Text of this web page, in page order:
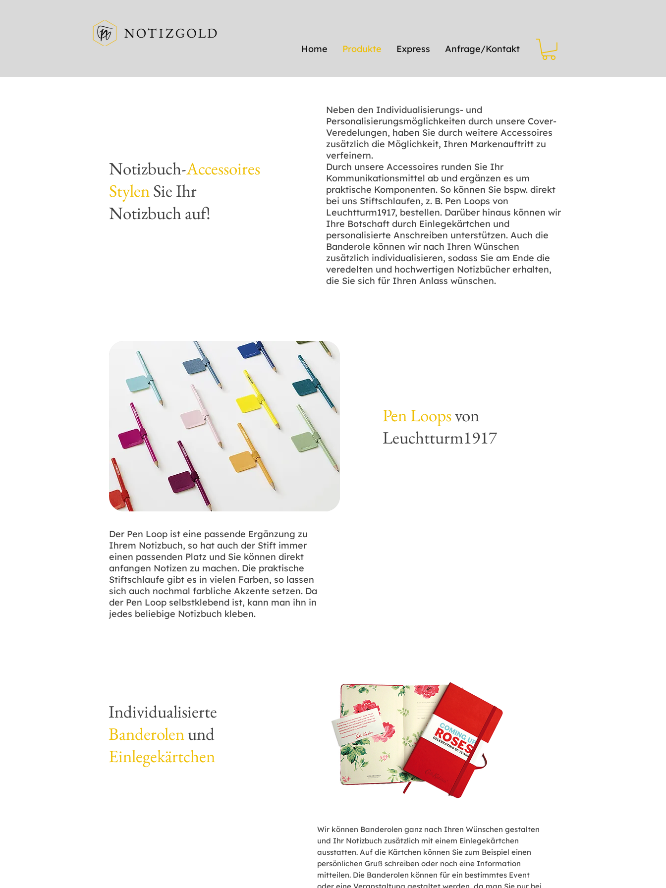
Home Produkte Express Anfrage/Kontakt
Notizbuch-Accessoires
StylenSie Ihr
Notizbuch auf!
Neben den Individualisierungs- und
Personalisierungsmöglichkeiten durch unsere Cover-
Veredelungen, haben Sie durch weitere Accessoires
zusätzlich die Möglichkeit, Ihren Markenauftritt zu
verfeinern.
​Durch unsere Accessoires runden Sie Ihr
Kommunikationsmittel ab und ergänzen es um
praktische Komponenten. So können Sie bspw. direkt
bei uns Stiftschlaufen, z. B. Pen Loops von
Leuchtturm1917, bestellen. Darüber hinaus können wir
Ihre Botschaft durch Einlegekärtchen und
personalisierte Anschreiben unterstützen. Auch die
Banderole können wir nach Ihren Wünschen
zusätzlich individualisieren, sodass Sie am Ende die
veredelten und hochwertigen Notizbücher erhalten,
die Sie sich für Ihren Anlass wünschen.
Pen Loopsvon
Leuchtturm1917
Der Pen Loop ist eine passende Ergänzung zu
Ihrem Notizbuch, so hat auch der Stift immer
einen passenden Platz und Sie können direkt
anfangen Notizen zu machen. Die praktische
Stiftschlaufe gibt es in vielen Farben, so lassen
sich auch nochmal farbliche Akzente setzen. Da
der Pen Loop selbstklebend ist, kann man ihn in
jedes beliebige Notizbuch kleben.
Individualisierte
Banderolenund
Einlegekärtchen
Wir können Banderolen ganz nach Ihren Wünschen gestalten
und Ihr Notizbuch zusätzlich mit einem Einlegekärtchen
ausstatten. Auf die Kärtchen können Sie zum Beispiel einen
persönlichen Gruß schreiben oder noch eine Information
mitteilen. Die Banderolen können für ein bestimmtes Event